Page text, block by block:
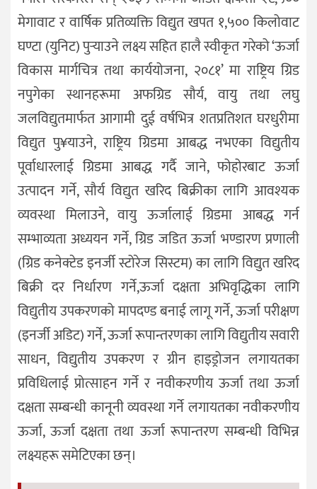
मेगावाट र वार्षिक प्रतिव्यक्ति विद्युत खपत १,५०० किलोवाट
घण्टा (युनिट) पुर्‍याउने लक्ष्य सहित हालै स्वीकृत गरेको ‘ऊर्जा
विकास मार्गचित्र तथा कार्ययोजना, २०८१’ मा राष्ट्रिय ग्रिड
नपुगेका स्थानहरूमा अफग्रिड सौर्य, वायु तथा लघु
जलविद्युतमार्फत आगामी दुई वर्षभित्र शतप्रतिशत घरधुरीमा
विद्युत पु¥याउने, राष्ट्रिय ग्रिडमा आबद्ध नभएका विद्युतीय
पूर्वाधारलाई ग्रिडमा आबद्ध गर्दै जाने, फोहोरबाट ऊर्जा
उत्पादन गर्ने, सौर्य विद्युत खरिद बिक्रीका लागि आवश्यक
व्यवस्था मिलाउने, वायु ऊर्जालाई ग्रिडमा आबद्ध गर्न
सम्भाव्यता अध्ययन गर्ने, ग्रिड जडित ऊर्जा भण्डारण प्रणाली
(ग्रिड कनेक्टेड इनर्जी स्टोरेज सिस्टम) का लागि विद्युत खरिद
बिक्री दर निर्धारण गर्ने,ऊर्जा दक्षता अभिवृद्धिका लागि
विद्युतीय उपकरणको मापदण्ड बनाई लागू गर्ने, ऊर्जा परीक्षण
(इनर्जी अडिट) गर्ने, ऊर्जा रूपान्तरणका लागि विद्युतीय सवारी
साधन, विद्युतीय उपकरण र ग्रीन हाइड्रोजन लगायतका
प्रविधिलाई प्रोत्साहन गर्ने र नवीकरणीय ऊर्जा तथा ऊर्जा
दक्षता सम्बन्धी कानूनी व्यवस्था गर्ने लगायतका नवीकरणीय
ऊर्जा, ऊर्जा दक्षता तथा ऊर्जा रूपान्तरण सम्बन्धी विभिन्न
लक्ष्यहरू समेटिएका छन्।